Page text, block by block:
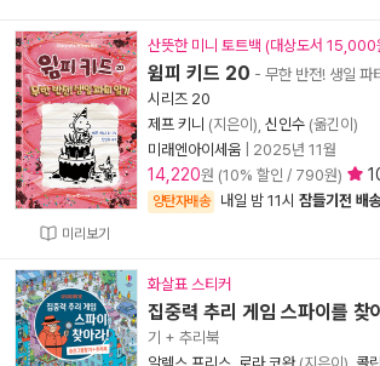
미리보기
산뜻한 미니 토트백 (대상도서 15,000
윔피 키드 20 - 무한 반전! 생일 파
시리즈 20
제프 키니 (지은이), 신인수 (옮긴이)
미래엔아이세움
2025년 11월
14,220원 (10% 할인 / 790원)
양탄자배송 내일 밤 11시 잠들기전 배
화살표 스티커
집중력 추리 게임 스파이를 찾
기 + 추리북